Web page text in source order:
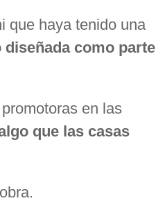
que haya tenido una
como parte
en las
que las casas